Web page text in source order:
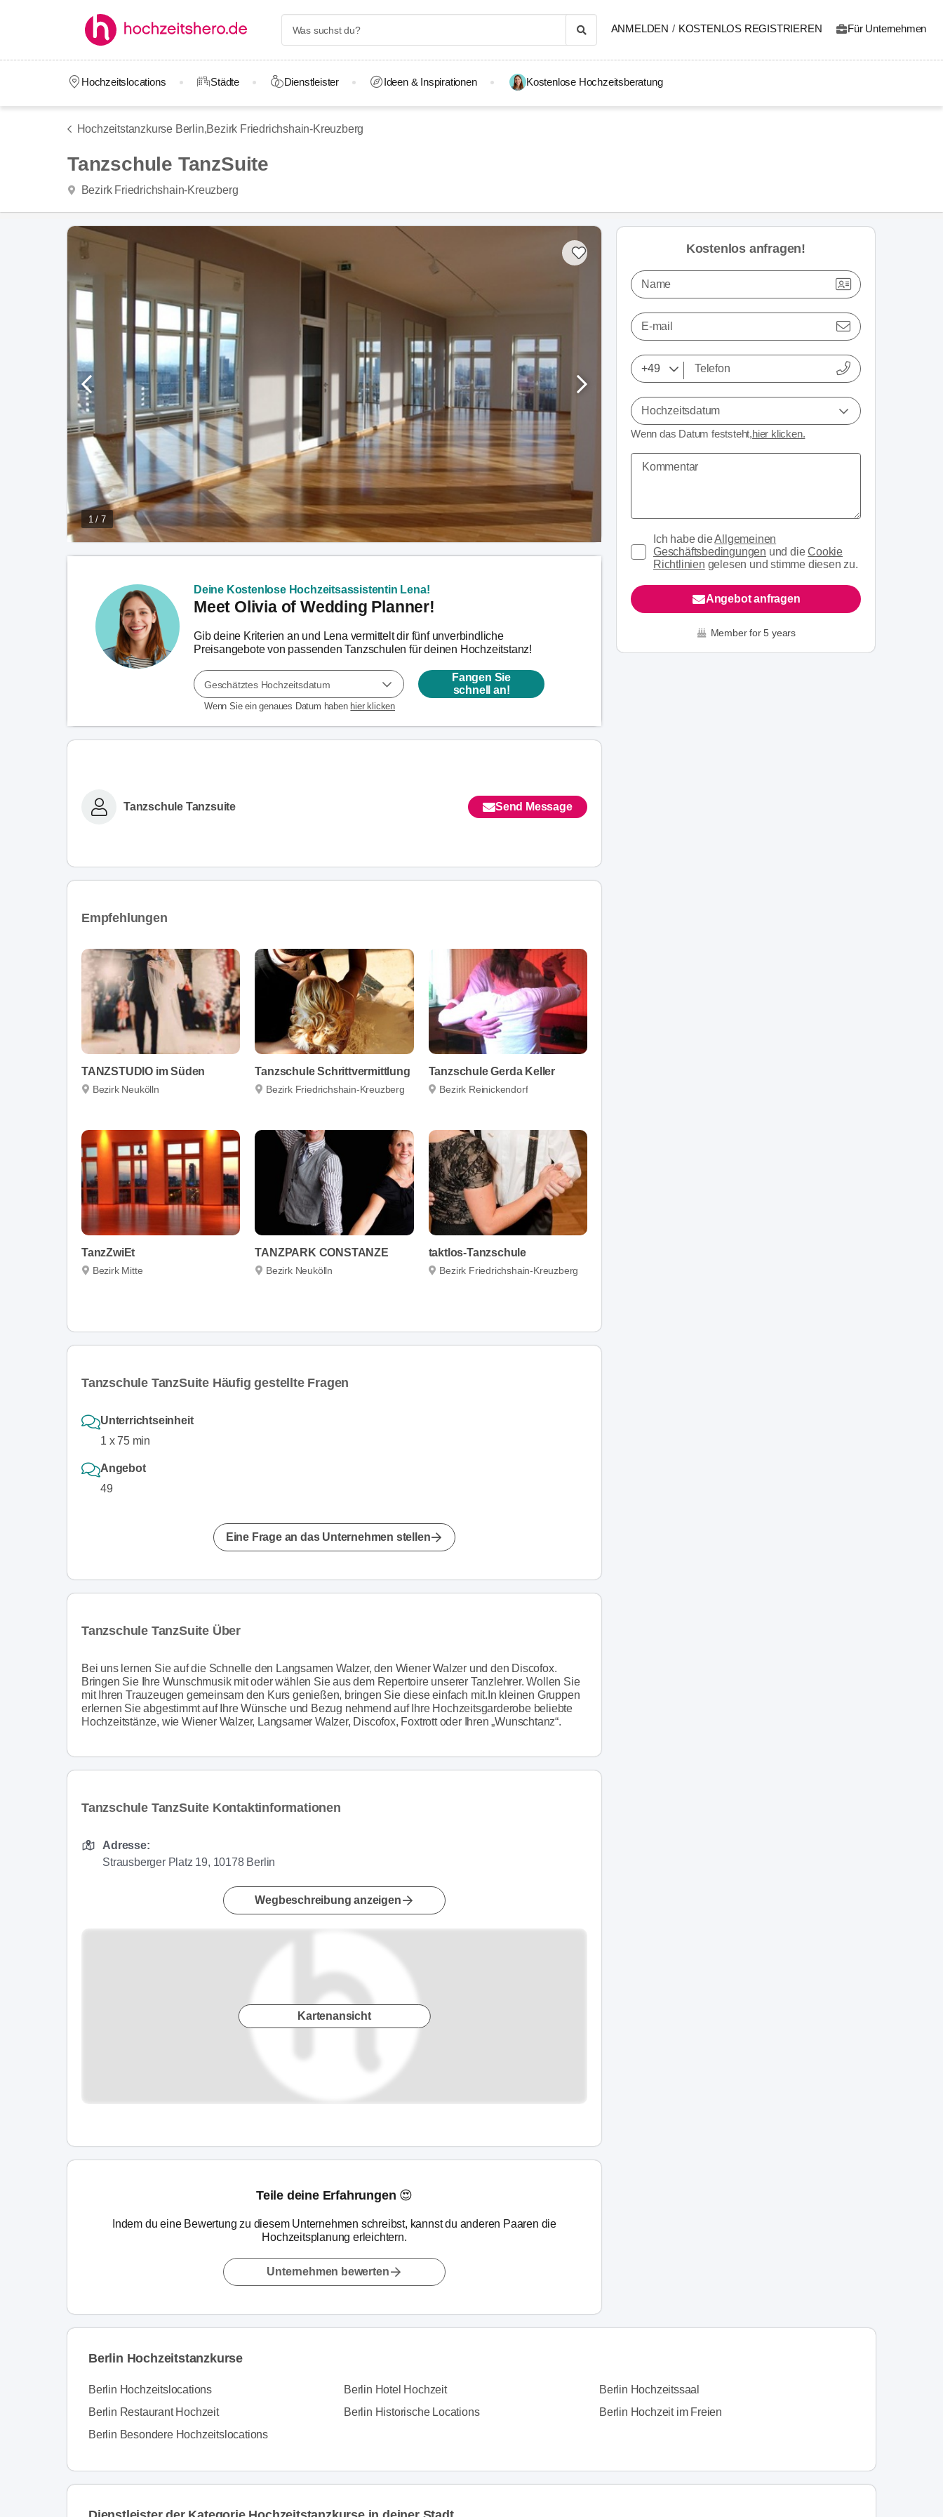
ANMELDEN / KOSTENLOS REGISTRIEREN Für Unternehmen
Hochzeitslocations Städte Dienstleister Ideen & Inspirationen Kostenlose Hochzeitsberatung
Hochzeitstanzkurse Berlin,Bezirk Friedrichshain-Kreuzberg
Tanzschule TanzSuite
Bezirk Friedrichshain-Kreuzberg
1 / 7
Deine Kostenlose Hochzeitsassistentin Lena!
Meet Olivia of Wedding Planner!
Gib deine Kriterien an und Lena vermittelt dir fünf unverbindliche
Preisangebote von passenden Tanzschulen für deinen Hochzeitstanz!
Geschätztes Hochzeitsdatum
Wenn Sie ein genaues Datum haben hier klicken
Fangen Sie
schnell an!
Tanzschule Tanzsuite Send Message
Empfehlungen
TANZSTUDIO im Süden
Bezirk Neukölln
Tanzschule Schrittvermittlung
Bezirk Friedrichshain-Kreuzberg
Tanzschule Gerda Keller
Bezirk Reinickendorf
TanzZwiEt
Bezirk Mitte
TANZPARK CONSTANZE
Bezirk Neukölln
taktlos-Tanzschule
Bezirk Friedrichshain-Kreuzberg
Tanzschule TanzSuite Häufig gestellte Fragen
Unterrichtseinheit
1 x 75 min
Angebot
49
Eine Frage an das Unternehmen stellen
Tanzschule TanzSuite Über
Bei uns lernen Sie auf die Schnelle den Langsamen Walzer, den Wiener Walzer und den Discofox.
Bringen Sie Ihre Wunschmusik mit oder wählen Sie aus dem Repertoire unserer Tanzlehrer. Wollen Sie
mit Ihren Trauzeugen gemeinsam den Kurs genießen, bringen Sie diese einfach mit.In kleinen Gruppen
erlernen Sie abgestimmt auf Ihre Wünsche und Bezug nehmend auf Ihre Hochzeitsgarderobe beliebte
Hochzeitstänze, wie Wiener Walzer, Langsamer Walzer, Discofox, Foxtrott oder Ihren „Wunschtanz“.
Tanzschule TanzSuite Kontaktinformationen
Adresse:
Strausberger Platz 19, 10178 Berlin
Wegbeschreibung anzeigen
Kartenansicht
Teile deine Erfahrungen 😍
Indem du eine Bewertung zu diesem Unternehmen schreibst, kannst du anderen Paaren die
Hochzeitsplanung erleichtern.
Unternehmen bewerten
Kostenlos anfragen!
Name
E-mail
Hochzeitsdatum
Wenn das Datum feststeht,hier klicken.
Ich habe dieAllgemeinen
Geschäftsbedingungen und dieCookie
Richtlinien gelesen und stimme diesen zu.
Angebot anfragen
Member for 5 years
Berlin Hochzeitstanzkurse
Berlin Hochzeitslocations Berlin Hotel Hochzeit
Berlin Hochzeitssaal
Berlin Restaurant Hochzeit
Berlin Historische Locations
Berlin Hochzeit im Freien
Berlin Besondere Hochzeitslocations